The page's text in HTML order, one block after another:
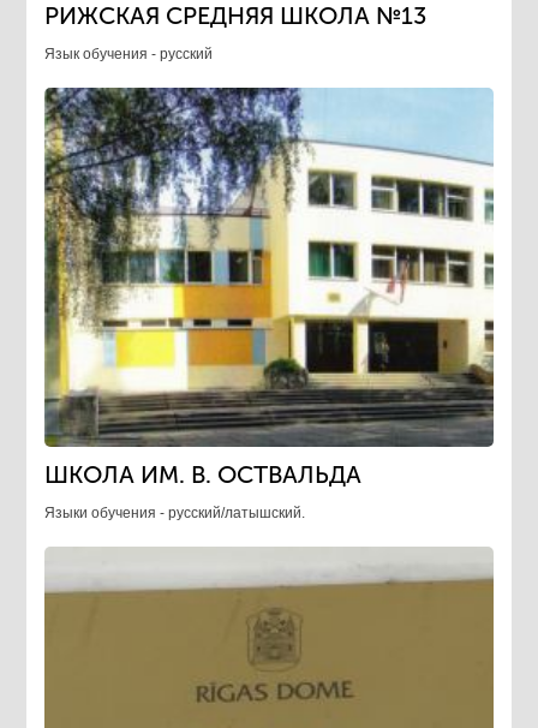
РИЖСКАЯ СРЕДНЯЯ ШКОЛА №13
Язык обучения - русский
ШКОЛА ИМ. В. ОСТВАЛЬДА
Языки обучения - русский/латышский.